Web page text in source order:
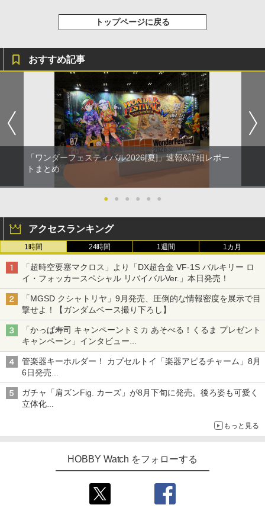
トップページに戻る
おすすめ記事
「ワンダーフェスティバル2026[夏]」速報&詳細レポー
トまとめ
● ● ● ● ● ●
アクセスランキング
1時間 24時間 1週間 1カ月
「超時空要塞マクロス」より「DX超合金 VF-1S バルキリー ロ
イ・フォッカースペシャル リバイバルVer.」本日発売！
「MGSD クシャトリヤ」9月発売、圧倒的な情報密度を展示で目
撃せよ！【ガンダムベース撮り下ろし】
「かっぱ寿司 キャンペーントミカ あそべる！くるま プレゼント
キャンペーン」インタビュー
子どもが楽しめるかっぱ寿司ならではの体験とコラボの楽しさを
追求
管楽器キーホルダー！ カプセルトイ「楽器アピるチャーム」8月
6日発売
チューバ、テナサクなど5種各3色
ガチャ「肩ズンFig. カーズ」が8月下旬に発売。後ろ姿も可愛く
立体化
もっと見る
HOBBY Watch をフォローする